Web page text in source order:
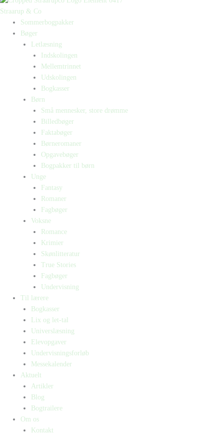
Straarup & Co
Sommerbogpakker
Bøger
Letlæsning
Indskolingen
Mellemtrinnet
Udskolingen
Bogkasser
Børn
Små mennesker, store drømme
Billedbøger
Faktabøger
Børneromaner
Opgavebøger
Bogpakker til børn
Unge
Fantasy
Romaner
Fagbøger
Voksne
Romance
Krimier
Skønlitteratur
True Stories
Fagbøger
Undervisning
Til lærere
Bogkasser
Lix og let-tal
Universlæsning
Elevopgaver
Undervisningsforløb
Messekalender
Aktuelt
Artikler
Blog
Bogtrailere
Om os
Kontakt